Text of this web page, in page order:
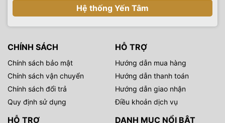
Hệ thống Yến Tâm
CHÍNH SÁCH
Chính sách bảo mật
Chính sách vận chuyển
Chính sách đổi trả
Quy định sử dụng
HỖ TRỢ
Hướng dẫn mua hàng
Hướng dẫn thanh toán
Hướng dẫn giao nhận
Điều khoản dịch vụ
HỖ TRỢ DANH MỤC NỔI BẬT